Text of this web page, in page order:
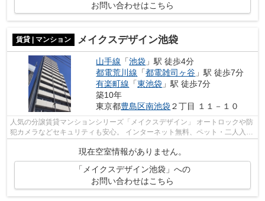
お問い合わせはこちら
賃貸 | マンション メイクスデザイン池袋
山手線 「池袋 」駅 徒歩4分
都電荒川線 「都電雑司ヶ谷 」駅 徒歩7分
有楽町線 「東池袋 」駅 徒歩7分
築10年
東京都豊島区南池袋２丁目 １１－１０
人気の分譲賃貸マンションシリーズ「メイクスデザイン」 オートロックや防
犯カメラなどセキュリティも安心。 インターネット無料、ペット・二人入居
現在空室情報がありません。
「メイクスデザイン池袋」への
お問い合わせはこちら